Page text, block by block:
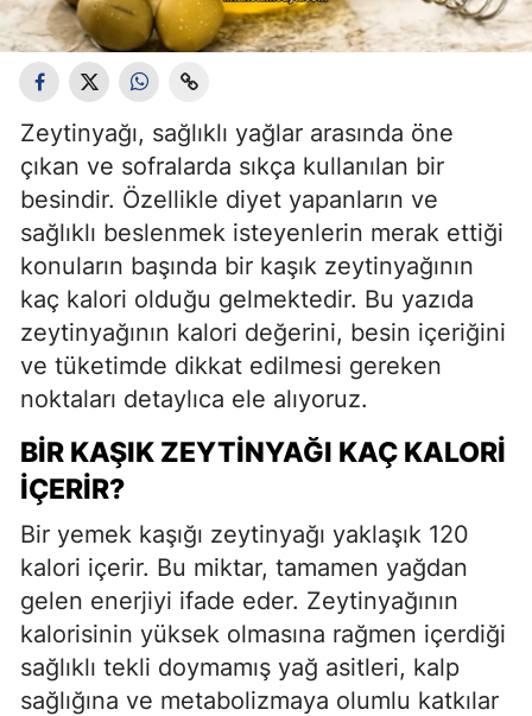
Zeytinyağı, sağlıklı yağlar arasında öne
çıkan ve sofralarda sıkça kullanılan bir
besindir. Özellikle diyet yapanların ve
sağlıklı beslenmek isteyenlerin merak ettiği
konuların başında bir kaşık zeytinyağının
kaç kalori olduğu gelmektedir. Bu yazıda
zeytinyağının kalori değerini, besin içeriğini
ve tüketimde dikkat edilmesi gereken
noktaları detaylıca ele alıyoruz.
BIR KAŞIK ZEYTINYAĞI KAÇ KALORI
İÇERIR?
Bir yemek kaşığı zeytinyağı yaklaşık 120
kalori içerir. Bu miktar, tamamen yağdan
gelen enerjiyi ifade eder. Zeytinyağının
kalorisinin yüksek olmasına rağmen içerdiği
sağlıklı tekli doymamış yağ asitleri, kalp
sağlığına ve metabolizmaya olumlu katkılar